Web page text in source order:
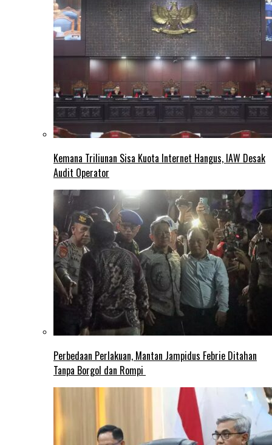
Kemana Triliunan Sisa Kuota Internet Hangus, IAW Desak
Audit Operator
Perbedaan Perlakuan, Mantan Jampidus Febrie Ditahan
Tanpa Borgol dan Rompi